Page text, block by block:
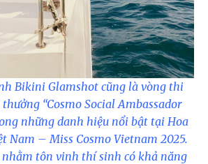
Bikini Glamshot cũng là vòng thi
“Cosmo Social Ambassador
những danh hiệu nổi bật tại Hoa
Nam – Miss Cosmo Vietnam 2025.
tôn vinh thí sinh có khả năng